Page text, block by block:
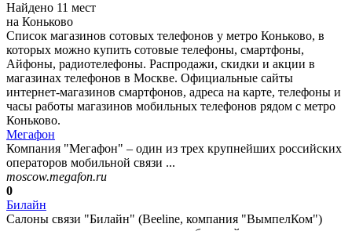
Найдено 11 мест
на Коньково
Список магазинов сотовых телефонов у метро Коньково, в
которых можно купить сотовые телефоны, смартфоны,
Айфоны, радиотелефоны. Распродажи, скидки и акции в
магазинах телефонов в Москве. Официальные сайты
интернет-магазинов смартфонов, адреса на карте, телефоны и
часы работы магазинов мобильных телефонов рядом с метро
Коньково.
Мегафон
Компания "Мегафон" – один из трех крупнейших российских
операторов мобильной связи ...
moscow.megafon.ru
0
Билайн
Салоны связи "Билайн" (Beeline, компания "ВымпелКом")